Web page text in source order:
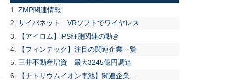
ZMP関連情報
サイバネット VRソフトでワイヤレス
【アイロム】iPS細胞関連の動き
【フィンテック】注目の関連企業一覧
三井不動産増資 最大3245億円調達
【ナトリウムイオン電池】関連企業...